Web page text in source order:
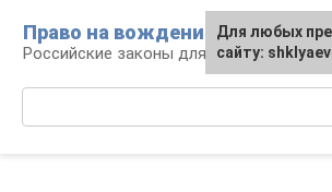
контенту
Право на вождение
Российские законы для
Для любых
сайту: